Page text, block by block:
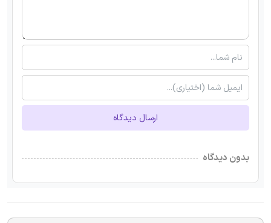
ارسال دیدگاه
بدون دیدگاه